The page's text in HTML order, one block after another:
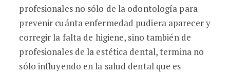
profesionales no sólo de la odontología para
prevenir cuánta enfermedad pudiera aparecer y
corregir la falta de higiene, sino también de
profesionales de la estética dental, termina no
sólo influyendo en la salud dental que es